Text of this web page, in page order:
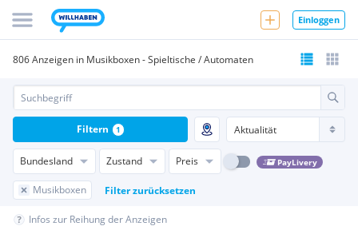
Einloggen
806 Anzeigen in Musikboxen - Spieltische / Automaten
Bundesland Zustand Preis PayLivery
Musikboxen Filter zurücksetzen
Filtern 1
Infos zur Reihung der Anzeigen